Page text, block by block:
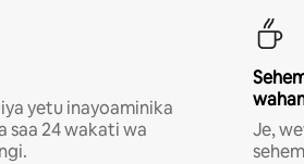
yetu inayoaminika
saa 24 wakati wa
Je,